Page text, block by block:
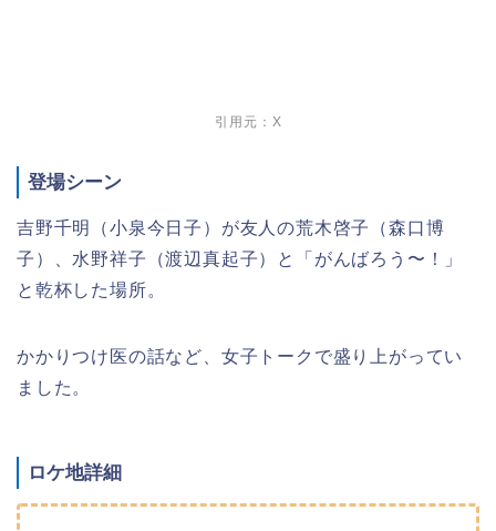
引用元：X
登場シーン
吉野千明（小泉今日子）が友人の荒木啓子（森口博
子）、水野祥子（渡辺真起子）と「がんばろう〜！」
と乾杯した場所。
かかりつけ医の話など、女子トークで盛り上がってい
ました。
ロケ地詳細